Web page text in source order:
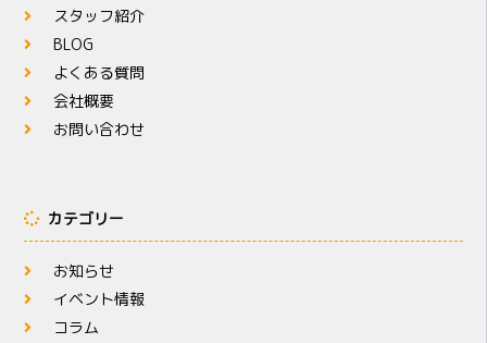
スタッフ紹介
BLOG
よくある質問
会社概要
お問い合わせ
カテゴリー
お知らせ
イベント情報
コラム